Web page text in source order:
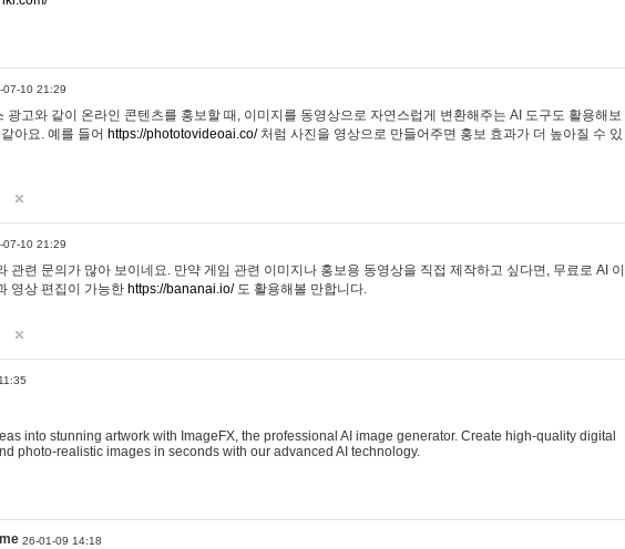
07-10 21:29
광고와 같이 온라인 콘텐츠를 홍보할 때, 이미지를 동영상으로 자연스럽게 변환해주는 AI 도구도 활용해보
아요. 예를 들어 https://phototovideoai.co/처럼 사진을 영상으로 만들어주면 홍보 효과가 더 높아질 수 있
07-10 21:29
관련 문의가 많아 보이네요. 만약 게임 관련 이미지나 홍보용 동영상을 직접 제작하고 싶다면, 무료로 AI 이
영상 편집이 가능한 https://bananai.io/도 활용해볼 만합니다.
into stunning artwork with ImageFX, the professional AI image generator. Create high-quality digital
photo-realistic images in seconds with our advanced AI technology.
26-01-09 14:18